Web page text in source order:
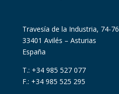
Travesía de la Industria, 74-76
33401 Avilés – Asturias
España
T.: +34 985 527 077
F.: +34 985 525 295